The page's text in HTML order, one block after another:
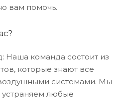
вам помочь.
Наша команда состоит из
которые знают все
системами. Мы
любые